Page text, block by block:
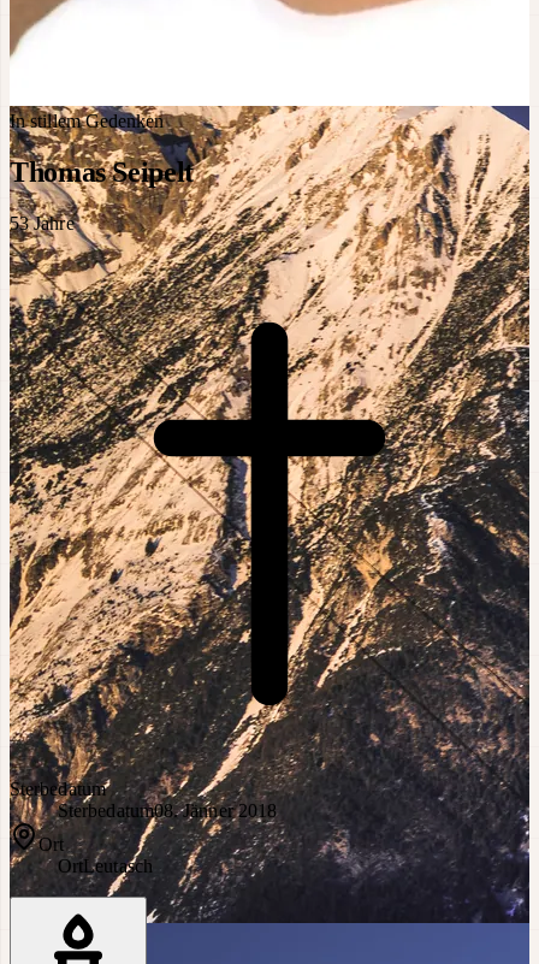
In stillem Gedenken
Thomas Seipelt
53Jahre
Sterbedatum
Sterbedatum08. Jänner 2018
Ort
OrtLeutasch